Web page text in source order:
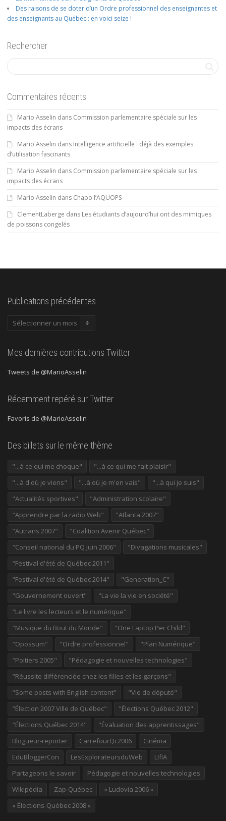
Des raisons de se doter d’un Ordre professionnel des enseignantes et
des enseignants au Québec : en voici seize !
Rechercher
Commentaires récents
Mario Asselin dans Commission parlementaire spéciale sur les
impacts des écrans
Mario Asselin dans Intelligence artificielle : déjà des exemples
d’utilisation fascinants
Mario Asselin dans Commission parlementaire spéciale sur les
impacts des écrans
Mario Asselin dans Chapo l’AQUOPS
ClementLaberge dans Les étudiants d’aujourd’hui ont des mimiques
de poissons congelés
Publications précédentes
Publications
Mes dernières contributions Twitter
Tweets de @MarioAsselin
Récemment repéré sur Twitter
Favoris de @MarioAsselin
Des billets sur le même thème
"...à ce qui me choque"
"...à ce qui me fait plaisir"
"...à d'où je viens"
"...à où je m'en vais"
"...à qui je suis"
"Actualités sportives"
"Administration scolaire"
"Apprendre par la radio Web"
"Atlanta 2007"
"Autrans 2007"
"Coalition Avenir Québec"
"Conseil national du PQ juin 2006"
"Divagations musicales"
"Festival d'été de Québec 2011"
"Festival d'été de Québec 2014"
"Generation_C"
"Gouvernement ouvert"
"La vie la vie en société"
"Le livre les lecteurs et le numérique"
"Musique du Bout du Monde"
"One Laptop Per Child"
"Opossum"
"Ordre professionnel"
"Plan Numérique"
"Poitiers 2005"
"Pédagogie et nouvelles technologies"
"Réussite différenciée chez les filles et les garçons"
"Some posts with English content"
"Vie de député"
"Élection 2007 Ville de Québec"
"Élections Québec 2012"
"Élections Québec 2014"
"Évaluation des apprentissages"
Blogueur-reporter
CarrefourQc2006
Cinéma
EduBloggerCon
LesExplorateursduWeb
LIfIA
Partageons le savoir
Pédagogie et nouvelles technologies
Wikipédia
Zap-Québec
« Ludovia 2006 »
« Élections-Québec 2008 »